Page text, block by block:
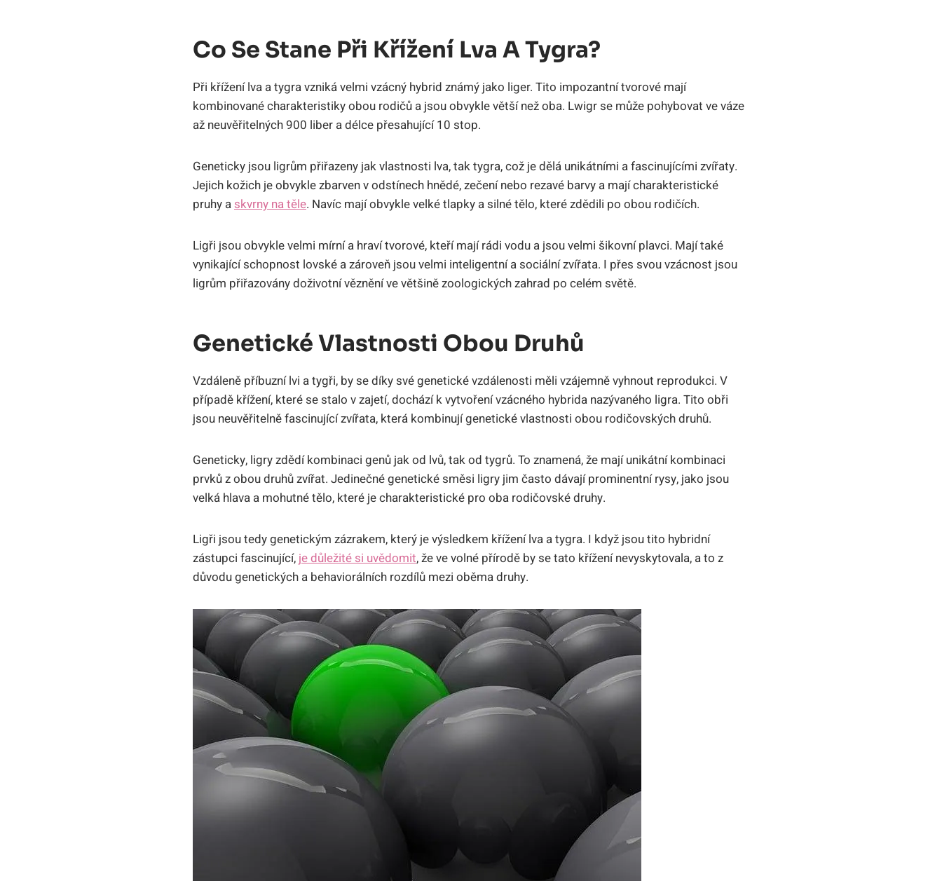
Co Se Stane ⁣při Křížení Lva A Tygra?
Při křížení lva a ⁢tygra ⁣vzniká velmi vzácný hybrid známý jako liger. Tito⁢ impozantní ⁢tvorové⁢ mají
kombinované charakteristiky obou rodičů a ⁢jsou obvykle větší než oba. Lwigr⁢ se může‍ pohybovat ‌ve váze
až neuvěřitelných ⁤900 liber a délce přesahující ‍10 stop.
Geneticky⁣ jsou ligrům ​přiřazeny jak vlastnosti lva, tak tygra, což je dělá unikátními a fascinujícími zvířaty.
⁣Jejich kožich je obvykle zbarven v odstínech hnědé, zečení nebo⁢ rezavé barvy⁤ a‌ mají charakteristické
pruhy askvrny na těle. Navíc mají obvykle velké tlapky a silné tělo, které zdědili po ⁣obou rodičích.
Ligři jsou obvykle velmi mírní a hraví tvorové, kteří mají rádi vodu a⁤ jsou velmi šikovní plavci. Mají také
vynikající ⁤schopnost lovské ⁣a zároveň jsou⁤ velmi inteligentní a sociální zvířata.⁣ I přes svou vzácnost jsou
ligrům přiřazovány doživotní věznění ve většině zoologických ‌zahrad po celém​ světě.
Genetické Vlastnosti Obou Druhů
Vzdáleně příbuzní lvi a tygři, ⁢by se​ díky ⁣své genetické​ vzdálenosti měli vzájemně vyhnout reprodukci. V
případě křížení, ‌které se stalo v zajetí, dochází k vytvoření vzácného hybrida nazývaného ligra. ⁣Tito obři​
jsou neuvěřitelně fascinující zvířata, která kombinují genetické vlastnosti obou rodičovských ‍druhů.
Geneticky, ligry ‌zdědí kombinaci genů⁣ jak od lvů, tak od tygrů. To znamená, že mají unikátní⁢ kombinaci
prvků z obou druhů zvířat. Jedinečné⁢ genetické směsi⁤ ligry jim často dávají prominentní rysy, jako jsou
‌velká ⁣hlava a mohutné ‌tělo, které⁣ je charakteristické ‍pro oba rodičovské druhy.
Ligři jsou tedy genetickým zázrakem, který je výsledkem⁤ křížení lva a tygra. I když jsou‍ tito hybridní
‌zástupci fascinující, je ⁢důležité si uvědomit, že ve volné přírodě by se ⁤tato křížení nevyskytovala, a to z
důvodu genetických a ​behaviorálních rozdílů mezi ⁤oběma druhy.